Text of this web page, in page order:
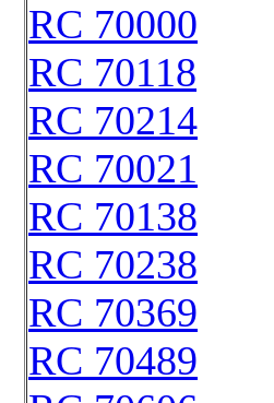
RC 70000
RC 70118
RC 70214
RC 70021
RC 70138
RC 70238
RC 70369
RC 70489